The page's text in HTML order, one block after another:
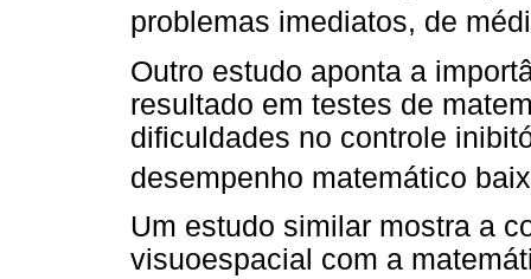
problemas imediatos, de
Outro estudo aponta a
resultado em testes de
dificuldades no controle
desempenho matemático
Um estudo similar mostra a
visuoespacial com a